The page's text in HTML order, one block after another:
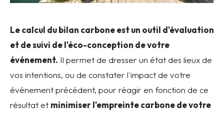
Le calcul du bilan carbone est un outil d'évaluation
et de suivi de l'éco-conception de votre
événement. Il permet de dresser un état des lieux de
vos intentions, ou de constater l'impact de votre
événement précédent, pour réagir en fonction de ce
résultat et minimiser l'empreinte carbone de votre